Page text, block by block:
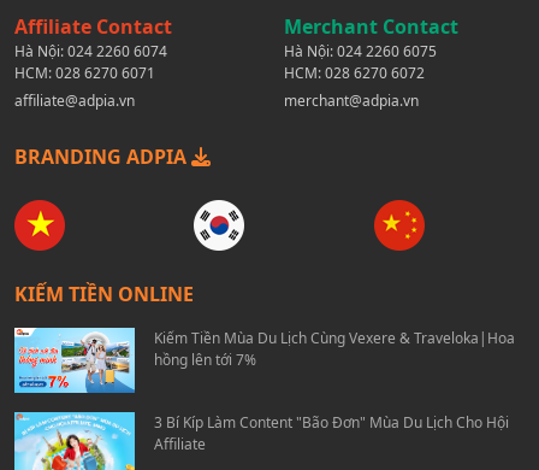
Affiliate Contact
Hà Nội:024 2260 6074
HCM:028 6270 6071
affiliate@adpia.vn
Merchant Contact
Hà Nội:024 2260 6075
HCM:028 6270 6072
merchant@adpia.vn
BRANDING ADPIA
KIẾM TIỀN ONLINE
Kiếm Tiền Mùa Du Lịch Cùng Vexere & Traveloka|Hoa
hồng lên tới 7%
3 Bí Kíp Làm Content "Bão Đơn" Mùa Du Lịch Cho Hội
Affiliate